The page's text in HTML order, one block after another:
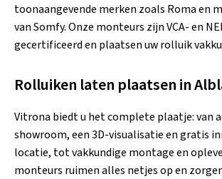
toonaangevende merken zoals Roma en
van Somfy. Onze monteurs zijn VCA- en
gecertificeerd en plaatsen uw rolluik
Rolluiken laten plaatsen in
Vitrona biedt u het complete plaatje: van
showroom, een 3D-visualisatie en gratis
locatie, tot vakkundige montage en
monteurs ruimen alles netjes op en